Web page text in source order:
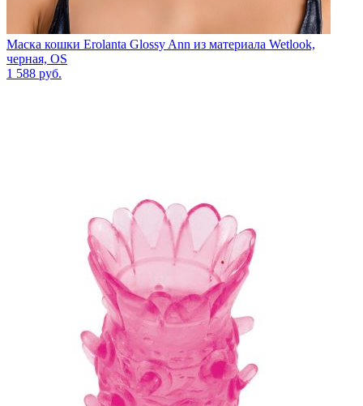
Маска кошки Erolanta Glossy Ann из материала Wetlook,
черная, OS
1 588 руб.